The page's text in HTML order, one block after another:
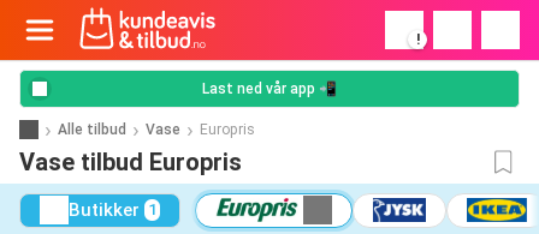
!
Last ned vår app 📲
Alle tilbud Vase Europris
Vase tilbud Europris
Butikker 1